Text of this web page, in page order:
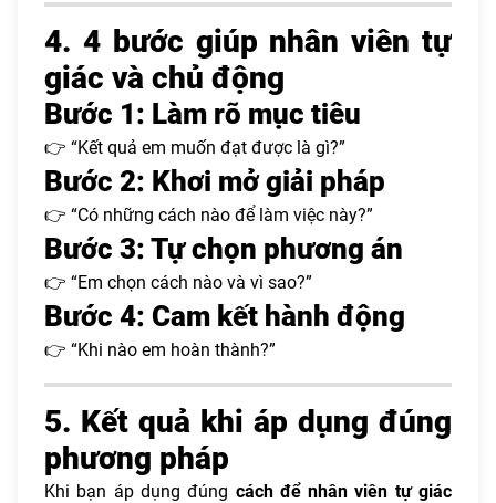
4. 4 bước giúp nhân viên tự
giác và chủ động
Bước 1: Làm rõ mục tiêu
👉 “Kết quả em muốn đạt được là gì?”
Bước 2: Khơi mở giải pháp
👉 “Có những cách nào để làm việc này?”
Bước 3: Tự chọn phương án
👉 “Em chọn cách nào và vì sao?”
Bước 4: Cam kết hành động
👉 “Khi nào em hoàn thành?”
5. Kết quả khi áp dụng đúng
phương pháp
Khi bạn áp dụng đúng cách để nhân viên tự giác